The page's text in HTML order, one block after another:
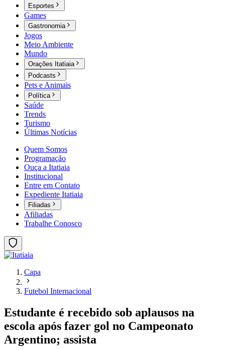
Esportes
Games
Gastronomia
Jogos
Meio Ambiente
Mundo
Orações Itatiaia
Podcasts
Pets e Animais
Política
Saúde
Trends
Turismo
Últimas Notícias
Quem Somos
Programação
Ouça a Itatiaia
Institucional
Entre em Contato
Expediente Itatiaia
Filiadas
Afiliadas
Trabalhe Conosco
Capa
Futebol Internacional
Estudante é recebido sob aplausos na
escola após fazer gol no Campeonato
Argentino; assista